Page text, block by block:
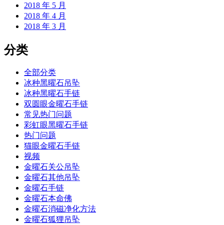
2018 年 5 月
2018 年 4 月
2018 年 3 月
分类
全部分类
冰种黑曜石吊坠
冰种黑曜石手链
双圆眼金曜石手链
常见热门问题
彩虹眼黑曜石手链
热门问题
猫眼金曜石手链
视频
金曜石关公吊坠
金曜石其他吊坠
金曜石手链
金曜石本命佛
金曜石消磁净化方法
金曜石狐狸吊坠